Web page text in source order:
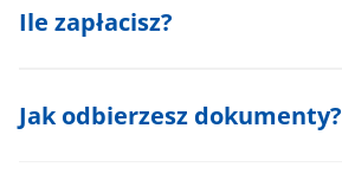
Ile zapłacisz?
Jak odbierzesz dokumenty?